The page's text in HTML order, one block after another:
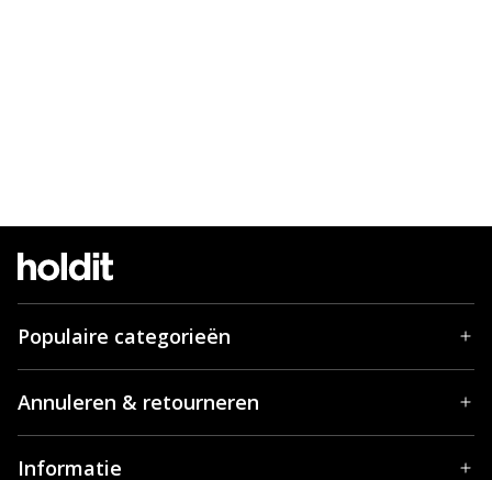
Populaire categorieën
Annuleren & retourneren
Informatie